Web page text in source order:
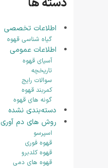
اطلاعات تخصصی
گیاه شناسی قهوه
اطلاعات عمومی
آسیای قهوه
تاریخچه
سوالات رایج
کمربند قهوه
گونه های قهوه
دسته‌بندی نشده
روش های دم آوری
اسپرسو
قهوه فوری
قهوه کلدبرو
قهوه های دمی